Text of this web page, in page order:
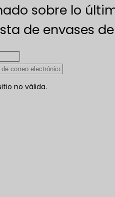
sobre lo
de envases
no válida.